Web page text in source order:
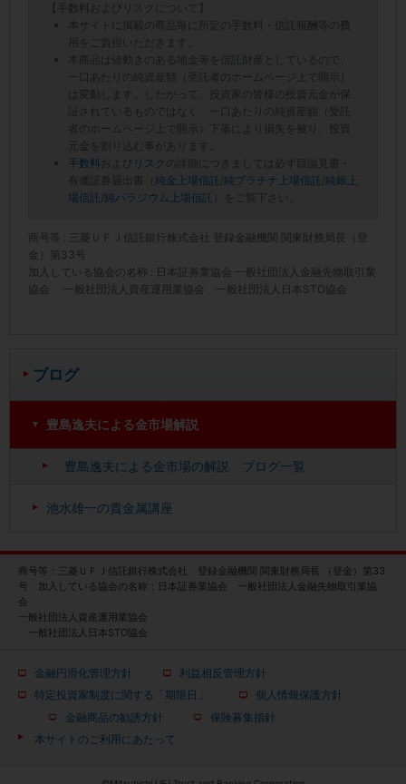
ブログ
豊島逸夫による金市場解説
豊島逸夫による金市場の解説 ブログ一覧
池水雄一の貴金属講座
【手数料およびリスクについて】
本サイトに掲載の商品毎に所定の手数料・信託報酬等の費
用をご負担いただきます。
本商品は値動きのある地金等を信託財産としているので、
一口あたりの純資産額（受託者のホームページ上で開示）
は変動します。したがって、投資家の皆様の投資元金が保
証されているものではなく、一口あたりの純資産額（受託
者のホームページ上で開示）下落により損失を被り、投資
元金を割り込む事があります。
手数料
および リスク
の詳細につきましては必ず目論見書・
有価証券届出書（ 純金上場信託 /純プラチナ上場信託 /純銀上
場信託 /純パラジウム上場信託 ）をご覧下さい。
商号等 : 三菱ＵＦＪ信託銀行株式会社 登録金融機関 関東財務局長（登
金）第33号
加入している協会の名称 : 日本証券業協会 一般社団法人金融先物取引業
協会 一般社団法人資産運用業協会 一般社団法人日本STO協会
商号等：三菱ＵＦＪ信託銀行株式会社 登録金融機関 関東財務局長 （登金）第33
号 加入している協会の名称：日本証券業協会 一般社団法人金融先物取引業協
会
一般社団法人資産運用業協会
一般社団法人日本STO協会
金融円滑化管理方針
利益相反管理方針
特定投資家制度に関する「期限日」
個人情報保護方針
金融商品の勧誘方針
保険募集指針
本サイトのご利用にあたって